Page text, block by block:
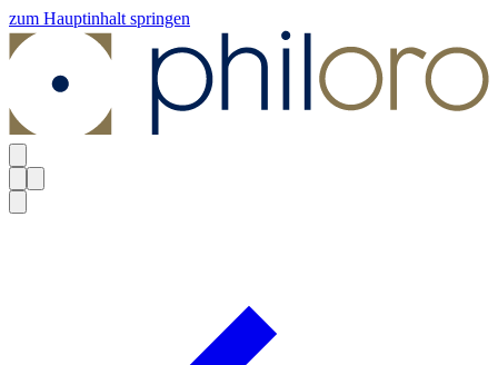
zum Hauptinhalt springen